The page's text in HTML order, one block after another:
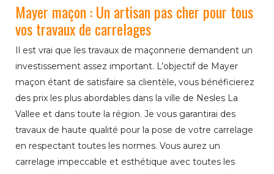
Mayer maçon : Un artisan pas cher pour tous
vos travaux de carrelages
Il est vrai que les travaux de maçonnerie demandent un
investissement assez important. L’objectif de Mayer
maçon étant de satisfaire sa clientèle, vous bénéficierez
des prix les plus abordables dans la ville de Nesles La
Vallee et dans toute la région. Je vous garantirai des
travaux de haute qualité pour la pose de votre carrelage
en respectant toutes les normes. Vous aurez un
carrelage impeccable et esthétique avec toutes les